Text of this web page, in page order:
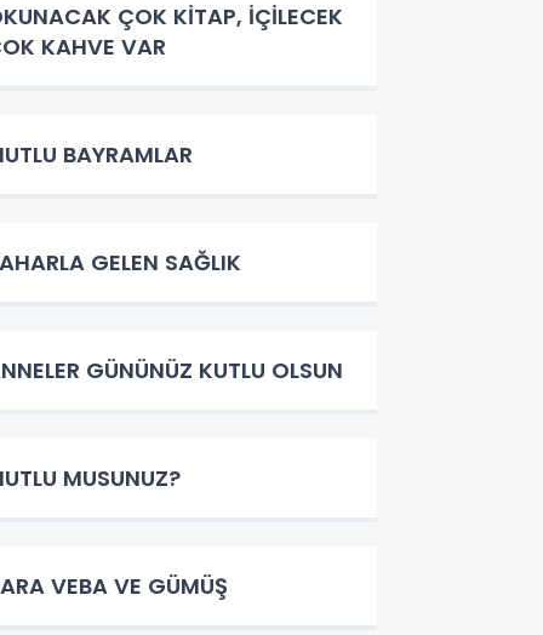
ÇOK KİTAP, İÇİLECEK
KAHVE VAR
BAYRAMLAR
GELEN SAĞLIK
GÜNÜNÜZ KUTLU OLSUN
MUSUNUZ?
VEBA VE GÜMÜŞ